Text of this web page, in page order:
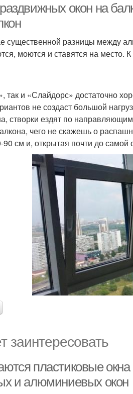
окон на
существенной разницы между
моются и ставятся на место.
так и «Слайдорс» достаточно
не создаст большой
створки ездят по
чего не скажешь о
90 см и, открытая почти до
заинтересовать
пластиковые
и алюминиевых окон